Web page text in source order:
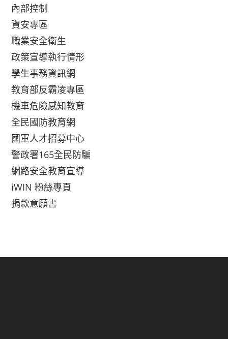
內部控制
資安專區
職業安全衛生
政策宣導執行情形
學生事務資訊網
教育部反霸凌專區
機車危險感知教育
全民國防教育網
國軍人才招募中心
警政署165全民防騙
網路安全教育宣導
iWIN 粉絲專頁
捐款意願書